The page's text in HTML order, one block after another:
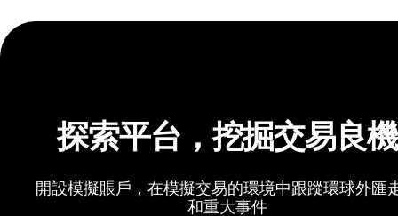
探索平台，挖掘交易良機
開設模擬賬戶，在模擬交易的環境中跟蹤環球外匯
和重大事件